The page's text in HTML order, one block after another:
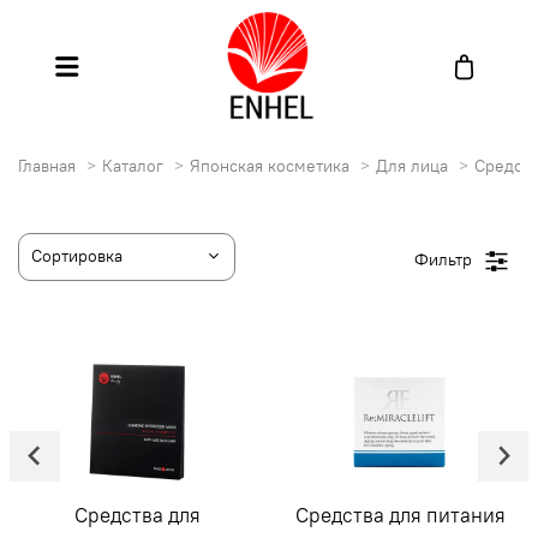
Главная Каталог Японская косметика Для лица
Средства для питания
Кожа вокруг глаз
Фильтр